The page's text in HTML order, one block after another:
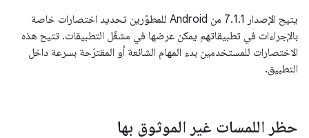
يتيح الإصدار 7.1.1 من Android للمطوّرين تحديد اختصارات خاصة
بالإجراءات في تطبيقاتهم يمكن عرضها في مشغّل التطبيقات. تتيح هذه
الاختصارات للمستخدمين بدء المهام الشائعة أو المقترَحة بسرعة داخل
التطبيق.
حظر اللمسات غير الموثوق بها